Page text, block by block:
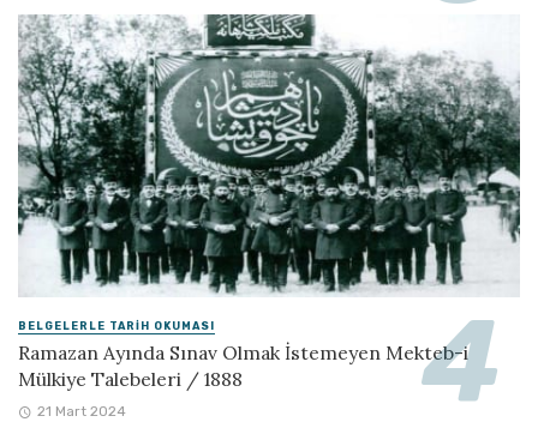
BELGELERLE TARIH OKUMASI
Ramazan Ayında Sınav Olmak İstemeyen Mekteb-i
Mülkiye Talebeleri / 1888
21 Mart 2024